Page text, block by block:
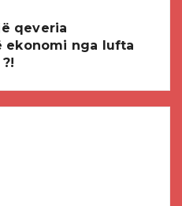
qeveria
ekonomi nga lufta